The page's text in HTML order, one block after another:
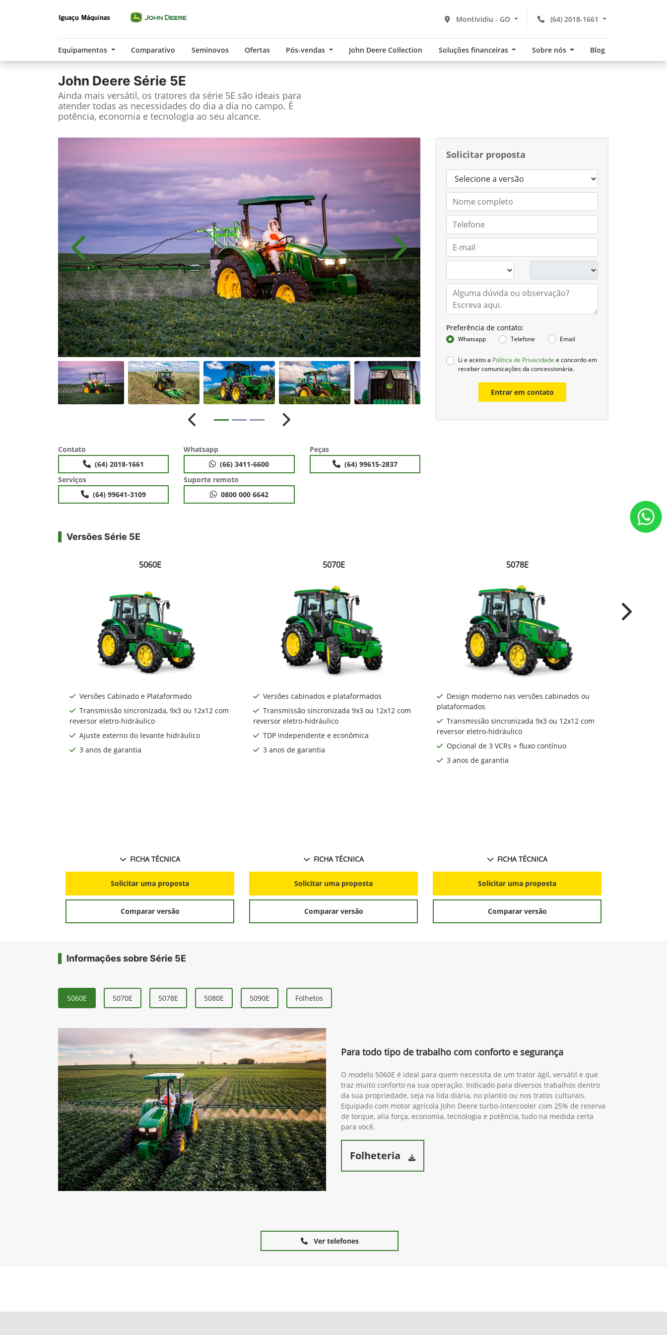
(64) 2018-1661
Montividiu - GO
Equipamentos Comparativo Seminovos Ofertas Pós-vendas John Deere Collection Soluções financeiras Sobre nós Blog
John Deere Série 5E
Ainda mais versátil, os tratores da série 5E são ideais para
atender todas as necessidades do dia a dia no campo. É
potência, economia e tecnologia ao seu alcance.
Solicitar proposta
Preferência de contato:
Whatsapp Telefone Email
Li e aceito a Política de Privacidade e concordo em
receber comunicações da concessionária.
Entrar em contato
Anterior Próximo
Anterior Próximo
Contato
(64) 2018-1661
Whatsapp
(66) 3411-6600
Peças
(64) 99615-2837
Serviços
(64) 99641-3109
Suporte remoto
0800 000 6642
Versões Série 5E
5060E
Versões Cabinado e Plataformado
Transmissão sincronizada, 9x3 ou 12x12 com
reversor eletro-hidráulico
Ajuste externo do levante hidráulico
3 anos de garantia
FICHA TÉCNICA
Solicitar uma proposta
Comparar versão
5070E
Versões cabinados e plataformados
Transmissão sincronizada 9x3 ou 12x12 com
reversor eletro-hidráulico
TDP independente e econômica
3 anos de garantia
FICHA TÉCNICA
Solicitar uma proposta
Comparar versão
5078E
Design moderno nas versões cabinados ou
plataformados
Transmissão sincronizada 9x3 ou 12x12 com
reversor eletro-hidráulico
Opcional de 3 VCRs + fluxo contínuo
3 anos de garantia
FICHA TÉCNICA
Solicitar uma proposta
Comparar versão
Next
Informações sobre Série 5E
5060E 5070E 5078E 5080E 5090E Folhetos
Para todo tipo de trabalho com conforto e segurança
O modelo 5060E é ideal para quem necessita de um trator ágil, versátil e que
traz muito conforto na sua operação. Indicado para diversos trabalhos dentro
da sua propriedade, seja na lida diária, no plantio ou nos tratos culturais.
Equipado com motor agrícola John Deere turbo-intercooler com 25% de reserva
de torque, alia força, economia, tecnologia e potência, tudo na medida certa
para você.
Folheteria
Ver telefones